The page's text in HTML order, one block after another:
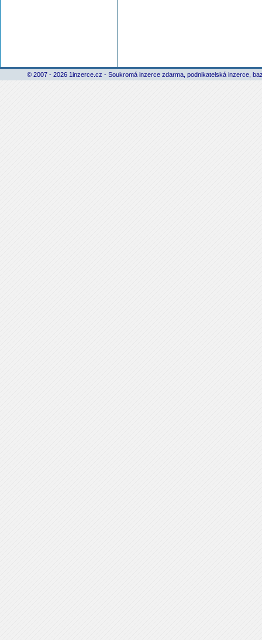
© 2007 - 2026 1inzerce.cz - Soukromá inzerce zdarma, podnikatelská inzerce,